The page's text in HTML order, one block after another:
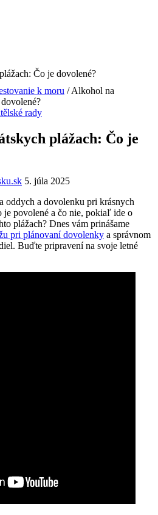
k moru / Alkohol na
rady
plážach: Čo je
5. júla 2025
oddych a dovolenku pri krásnych
je povolené a čo nie, pokiaľ ide o
plážach? Dnes vám prinášame
pri plánovaní dovolenky a správnom
Buďte pripravení na svoje letné